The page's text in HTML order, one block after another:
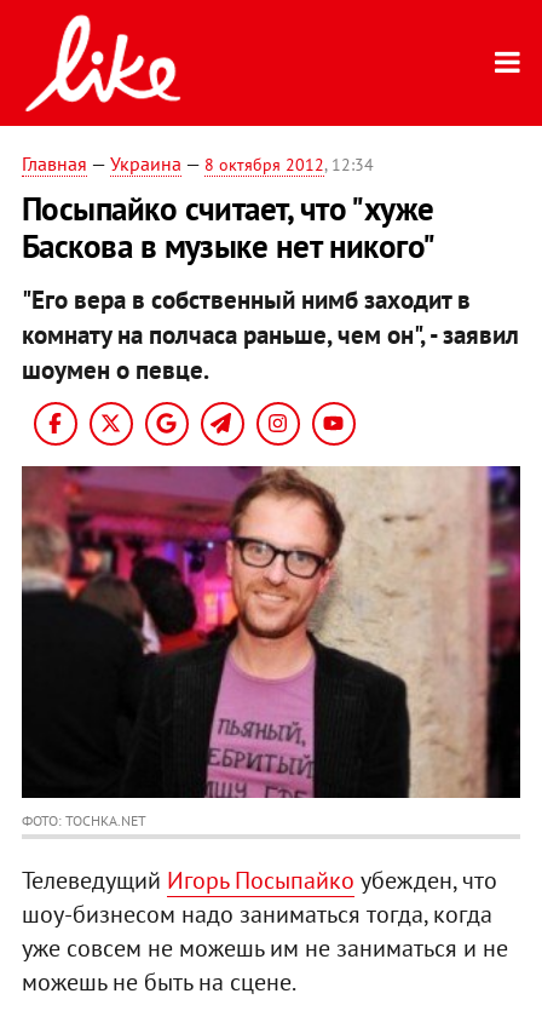
Главная — Украина — 8 октября 2012, 12:34
Посыпайко считает, что "хуже
Баскова в музыке нет никого"
"Его вера в собственный нимб заходит в
комнату на полчаса раньше, чем он", - заявил
шоумен о певце.
ФОТО: TOCHKA.NET
Телеведущий Игорь Посыпайко убежден, что
шоу-бизнесом надо заниматься тогда, когда
уже совсем не можешь им не заниматься и не
можешь не быть на сцене.